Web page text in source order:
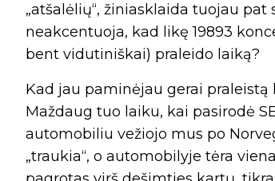
„atšalėlių“, žiniasklaida tuojau
neakcentuoja, kad likę 19893
bent vidutiniškai) praleido laiką?
Kad jau paminėjau gerai praleistą
Maždaug tuo laiku, kai pasirodė
automobiliu vežiojo mus po
„traukia“, o automobilyje tėra